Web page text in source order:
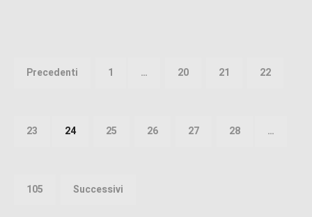
degli
articoli
Precedenti 1 … 20 21 22
23 24 25 26 27 28 …
105 Successivi